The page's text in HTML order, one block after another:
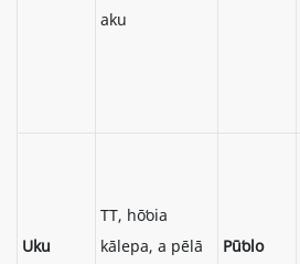
aku
Uku
TT, hōʻoia
kālepa, a pēlā
Pūʻolo